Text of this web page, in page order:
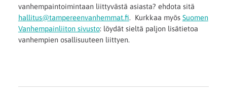
vanhempaintoimintaan liittyvästä asiasta? ehdota sitä
hallitus@tampereenvanhemmat.fi. Kurkkaa myös Suomen
Vanhempainliiton sivusto: löydät sieltä paljon lisätietoa
vanhempien osallisuuteen liittyen.